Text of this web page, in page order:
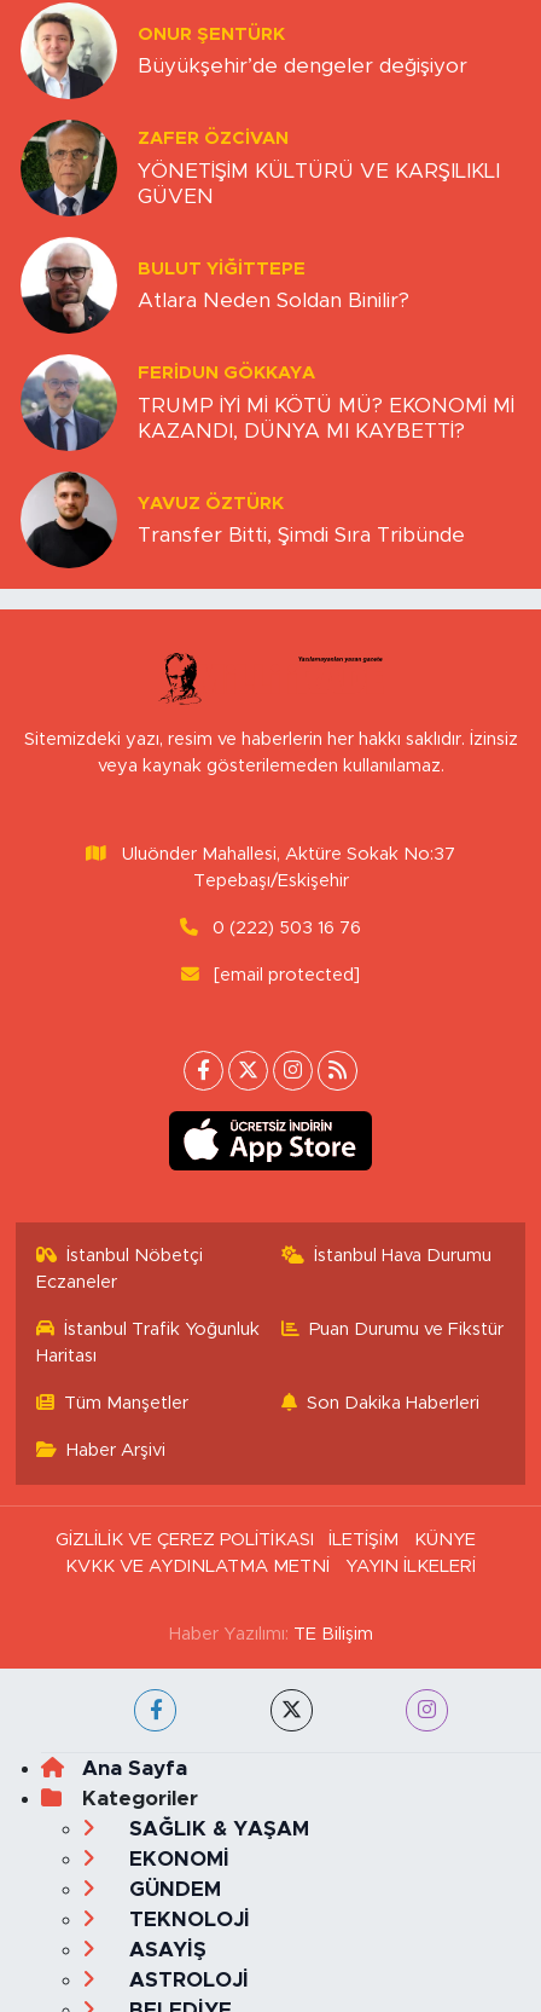
ONUR ŞENTÜRK
Büyükşehir’de dengeler değişiyor
ZAFER ÖZCIVAN
YÖNETİŞİM KÜLTÜRÜ VE KARŞILIKLI
GÜVEN
BULUT YİĞİTTEPE
Atlara Neden Soldan Binilir?
FERIDUN GÖKKAYA
TRUMP İYİ Mİ KÖTÜ MÜ? EKONOMİ Mİ
KAZANDI, DÜNYA MI KAYBETTİ?
YAVUZ ÖZTÜRK
Transfer Bitti, Şimdi Sıra Tribünde
Sitemizdeki yazı, resim ve haberlerin her hakkı saklıdır. İzinsiz
veya kaynak gösterilemeden kullanılamaz.
Uluönder Mahallesi, Aktüre Sokak No:37
Tepebaşı/Eskişehir
0 (222) 503 16 76
[email protected]
İstanbul Nöbetçi
Eczaneler
İstanbul Hava Durumu
İstanbul Trafik Yoğunluk
Haritası
Puan Durumu ve Fikstür
Tüm Manşetler Son Dakika Haberleri
Haber Arşivi
GİZLİLİK VE ÇEREZ POLİTİKASI İLETİŞİM
KÜNYE
KVKK VE AYDINLATMA METNİ
YAYIN İLKELERİ
Haber Yazılımı: TE Bilişim
Ana Sayfa
Kategoriler
SAĞLIK & YAŞAM
EKONOMİ
GÜNDEM
TEKNOLOJİ
ASAYİŞ
ASTROLOJİ